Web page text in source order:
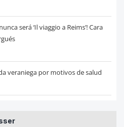
será ‘Il viaggio a Reims’! Cara
veraniega por motivos de salud